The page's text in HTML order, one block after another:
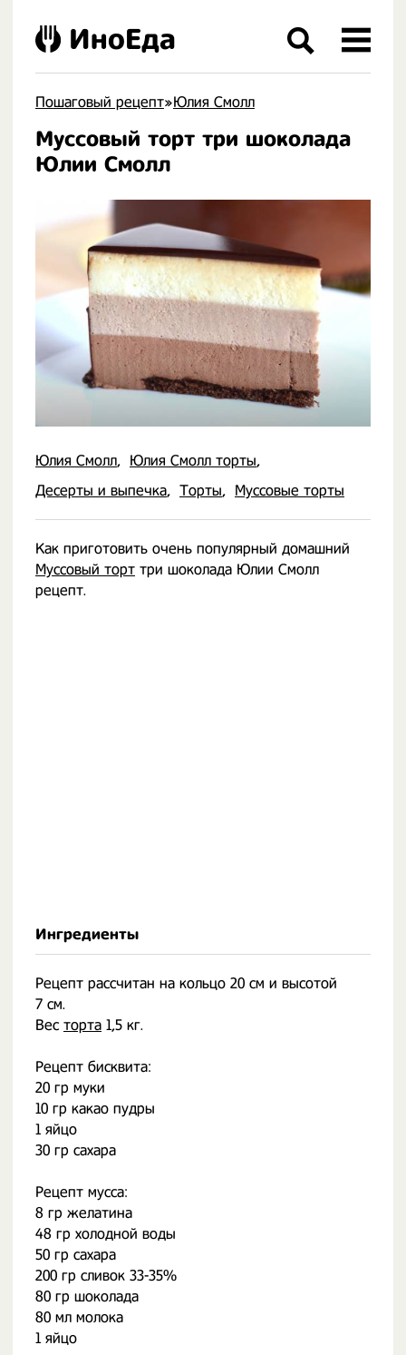
Пошаговый рецепт»Юлия Смолл
Муссовый торт три шоколада
Юлии Смолл
Юлия Смолл
Юлия Смолл торты
Десерты и выпечка
Торты Муссовые торты
Как приготовить очень популярный домашний
Муссовый торт три шоколада Юлии Смолл
рецепт.
Ингредиенты
Рецепт рассчитан на кольцо 20 см и высотой
7 см.
Вес торта 1,5 кг.
Рецепт бисквита:
20 гр муки
10 гр какао пудры
1 яйцо
30 гр сахара
Рецепт мусса:
8 гр желатина
48 гр холодной воды
50 гр сахара
200 гр сливок 33-35%
80 гр шоколада
80 мл молока
1 яйцо
ИноЕда